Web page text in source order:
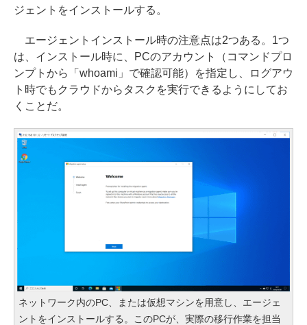
ジェントをインストールする。
エージェントインストール時の注意点は2つある。1つ
は、インストール時に、PCのアカウント（コマンドプロ
ンプトから「whoami」で確認可能）を指定し、ログアウ
ト時でもクラウドからタスクを実行できるようにしてお
くことだ。
ネットワーク内のPC、または仮想マシンを用意し、エージェ
ントをインストールする。このPCが、実際の移行作業を担当